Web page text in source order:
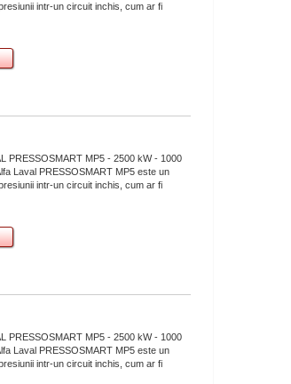
intr-un circuit inchis, cum ar fi
PRESSOSMART MP5 - 2500 kW - 1000
Laval PRESSOSMART MP5 este un
intr-un circuit inchis, cum ar fi
PRESSOSMART MP5 - 2500 kW - 1000
Laval PRESSOSMART MP5 este un
intr-un circuit inchis, cum ar fi